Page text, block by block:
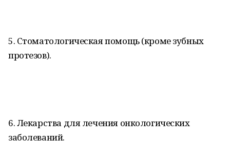
5. Стоматологическая помощь (кроме зубных
протезов).
6. Лекарства для лечения онкологических
заболеваний.